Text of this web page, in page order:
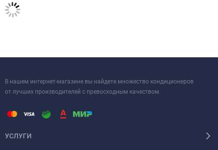
В нашем интернет-магазине вы найдете множество кондиционеров
от лучших производителей с превосходным качеством.
УСЛУГИ